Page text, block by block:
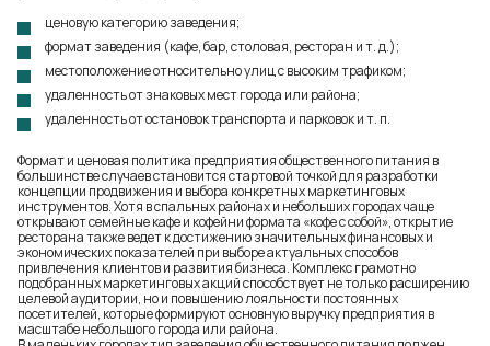
ценовую категорию заведения;
формат заведения (кафе, бар, столовая, ресторан и т. д.);
местоположение относительно улиц с высоким трафиком;
удаленность от знаковых мест города или района;
удаленность от остановок транспорта и парковок и т. п.
Формат и ценовая политика предприятия общественного питания в
большинстве случаев становится стартовой точкой для разработки
концепции продвижения и выбора конкретных маркетинговых
инструментов. Хотя в спальных районах и небольших городах чаще
открывают семейные кафе и кофейни формата «кофе с собой», открытие
ресторана также ведет к достижению значительных финансовых и
экономических показателей при выборе актуальных способов
привлечения клиентов и развития бизнеса. Комплекс грамотно
подобранных маркетинговых акций способствует не только расширению
целевой аудитории, но и повышению лояльности постоянных
посетителей, которые формируют основную выручку предприятия в
масштабе небольшого города или района.